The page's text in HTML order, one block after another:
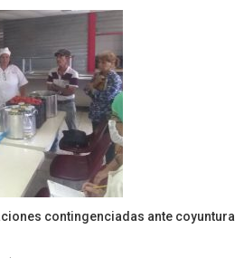
contingenciadas ante coyuntura